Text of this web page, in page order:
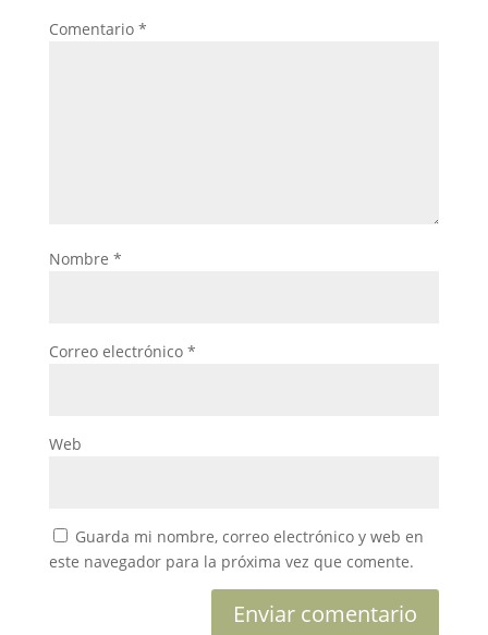
Comentario *
Nombre *
Correo electrónico *
Web
Guarda mi nombre, correo electrónico y web en
este navegador para la próxima vez que comente.